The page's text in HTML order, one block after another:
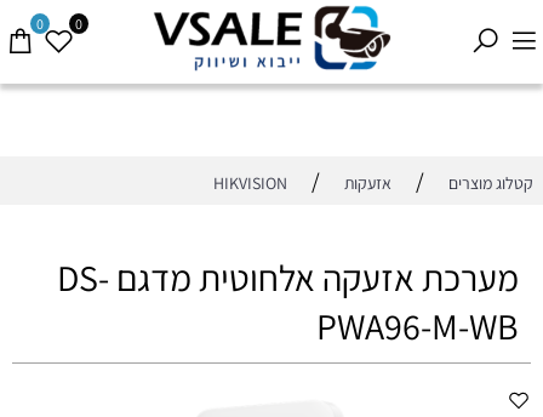
0 0
קטלוג מוצרים / אזעקות /
HIKVISION
מערכת אזעקה אלחוטית מדגם DS-
PWA96-M-WB